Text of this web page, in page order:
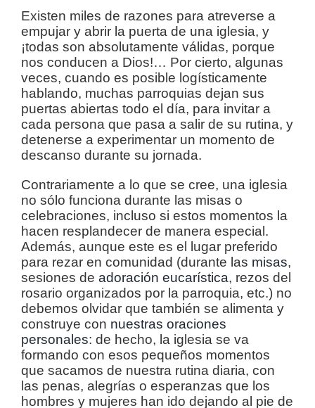
Existen miles de razones para atreverse a
empujar y abrir la puerta de una iglesia, y
¡todas son absolutamente válidas, porque
nos conducen a Dios!… Por cierto, algunas
veces, cuando es posible logísticamente
hablando, muchas parroquias dejan sus
puertas abiertas todo el día, para invitar a
cada persona que pasa a salir de su rutina, y
detenerse a experimentar un momento de
descanso durante su jornada.
Contrariamente a lo que se cree, una iglesia
no sólo funciona durante las misas o
celebraciones, incluso si estos momentos la
hacen resplandecer de manera especial.
Además, aunque este es el lugar preferido
para rezar en comunidad (durante las misas,
sesiones de adoración eucarística, rezos del
rosario organizados por la parroquia, etc.) no
debemos olvidar que también se alimenta y
construye con nuestras oraciones
personales: de hecho, la iglesia se va
formando con esos pequeños momentos
que sacamos de nuestra rutina diaria, con
las penas, alegrías o esperanzas que los
hombres y mujeres han ido dejando al pie de